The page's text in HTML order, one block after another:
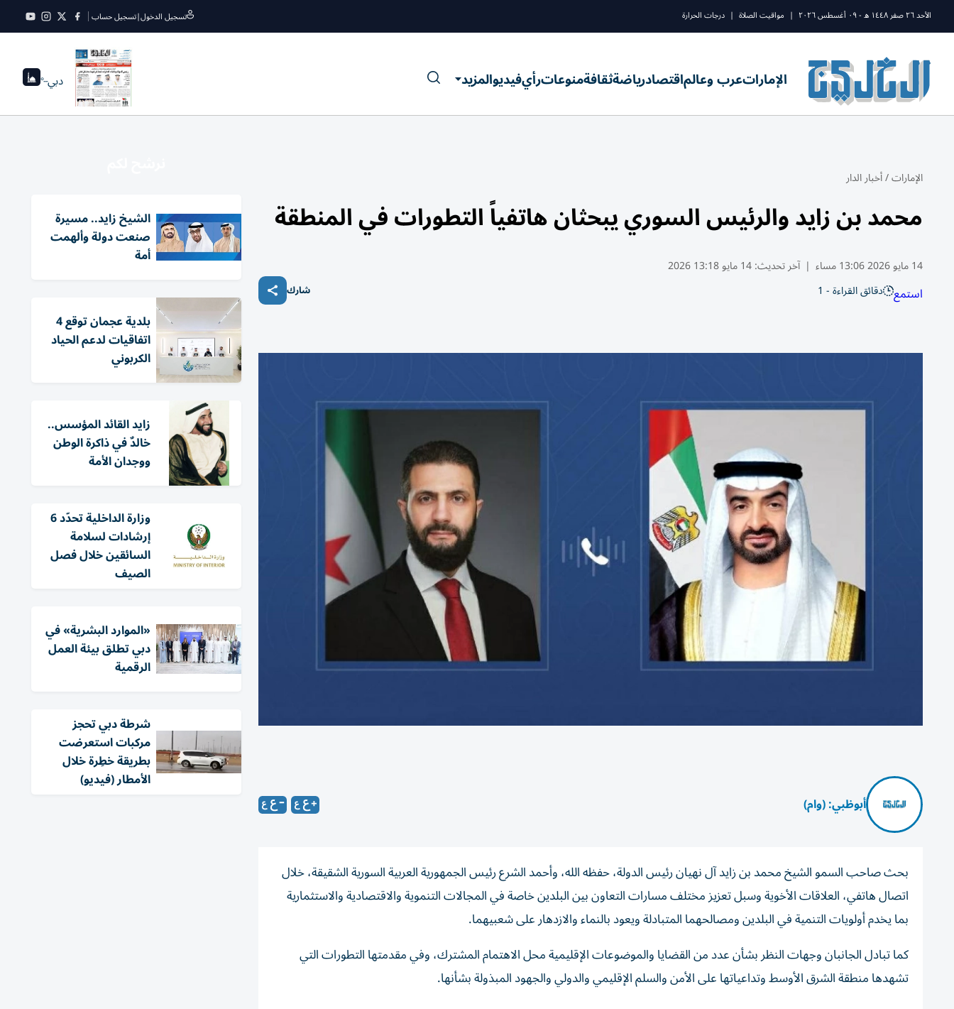
الأحد ٢٦ صفر ١٤٤٨ ه - ٠٩ أغسطس ٢٠٢٦ | مواقيت الصلاة | درجات الحرارة تسجيل الدخول|تسجيل حساب
الإماراتعرب وعالماقتصادرياضةثقافةمنوعاترأيفيديوالمزيد دبي--°
الإمارات/أخبار الدار
محمد بن زايد والرئيس السوري يبحثان هاتفياً التطورات في المنطقة
14 مايو 2026 13:06 مساء | آخر تحديث:14 مايو 13:18 2026
استمع دقائق القراءة - 1 شارك
أبوظبي: (وام)
بحث صاحب السمو الشيخ محمد بن زايد آل نهيان رئيس الدولة، حفظه الله، وأحمد الشرع رئيس الجمهورية العربية السورية الشقيقة، خلال
اتصال هاتفي، العلاقات الأخوية وسبل تعزيز مختلف مسارات التعاون بين البلدين خاصة في المجالات التنموية والاقتصادية والاستثمارية
بما يخدم أولويات التنمية في البلدين ومصالحهما المتبادلة ويعود بالنماء والازدهار على شعبيهما.
كما تبادل الجانبان وجهات النظر بشأن عدد من القضايا والموضوعات الإقليمية محل الاهتمام المشترك، وفي مقدمتها التطورات التي
تشهدها منطقة الشرق الأوسط وتداعياتها على الأمن والسلم الإقليمي والدولي والجهود المبذولة بشأنها.
الشيخ زايد.. مسيرة
صنعت دولة وألهمت
أمة
بلدية عجمان توقع 4
اتفاقيات لدعم الحياد
الكربوني
زايد القائد المؤسس..
خالدٌ في ذاكرة الوطن
ووجدان الأمة
وزارة الداخلية تحدّد 6
إرشادات لسلامة
السائقين خلال فصل
الصيف
«الموارد البشرية» في
دبي تطلق بيئة العمل
الرقمية
شرطة دبي تحجز
مركبات استعرضت
بطريقة خطِرة خلال
الأمطار (فيديو)